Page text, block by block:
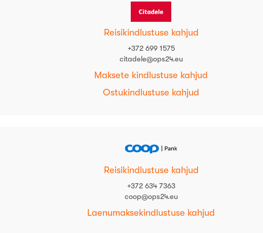
Reisikindlustuse kahjud
+372 699 1575
citadele@ops24.eu
Maksete kindlustuse kahjud
Ostukindlustuse kahjud
Reisikindlustuse kahjud
+372 634 7363
coop@ops24.eu
Laenumaksekindlustuse kahjud